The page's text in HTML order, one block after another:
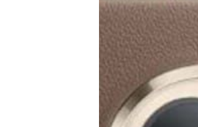
Gaming
E-Mobilität
Tests